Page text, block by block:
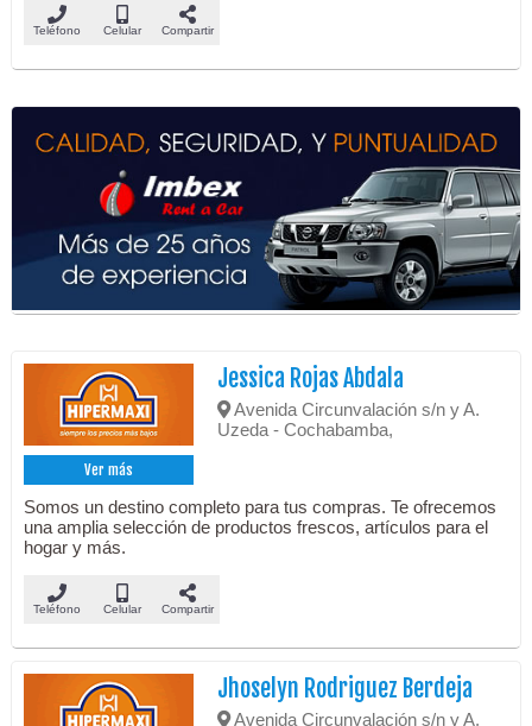
Teléfono Celular Compartir
Ver más
Jessica Rojas Abdala
Avenida Circunvalación s/n y A.
Uzeda - Cochabamba,
Somos un destino completo para tus compras. Te ofrecemos
una amplia selección de productos frescos, artículos para el
hogar y más.
Teléfono Celular Compartir
Jhoselyn Rodriguez Berdeja
Avenida Circunvalación s/n y A.